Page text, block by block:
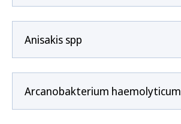
Anisakis spp
Arcanobakterium haemolyticum